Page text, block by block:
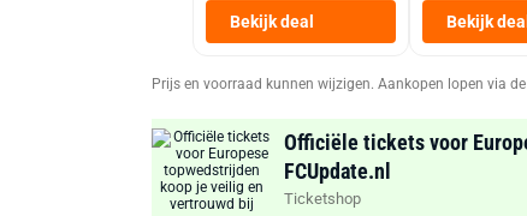
Bekijk deal Bekijk deal
Prijs en voorraad kunnen wijzigen. Aankopen lopen via
Officiële tickets voor
FCUpdate.nl
Ticketshop